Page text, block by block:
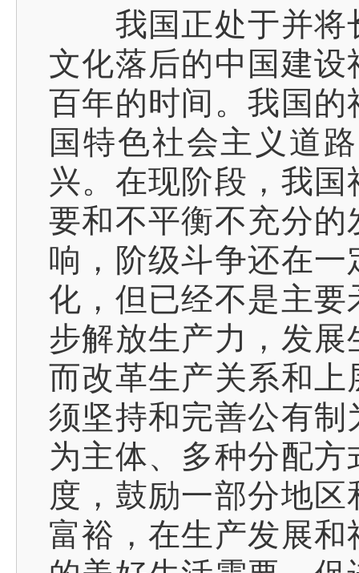
我国正处于并将
文化落后的中国建
百年的时间。我国
国特色社会主义道
兴。在现阶段，我
要和不平衡不充分
响，阶级斗争还在
化，但已经不是主
步解放生产力，发
而改革生产关系和
须坚持和完善公有
为主体、多种分配
度，鼓励一部分地
富裕，在生产发展